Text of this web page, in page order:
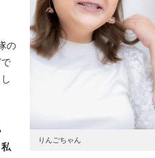
りんごちゃん
の